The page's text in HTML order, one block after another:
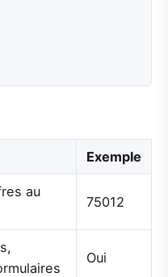
Exemple
au
75012
Oui